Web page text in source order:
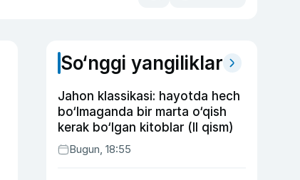
So‘nggi yangiliklar
Jahon klassikasi: hayotda hech
bo‘lmaganda bir marta o‘qish
kerak bo‘lgan kitoblar (II qism)
Bugun, 18:55